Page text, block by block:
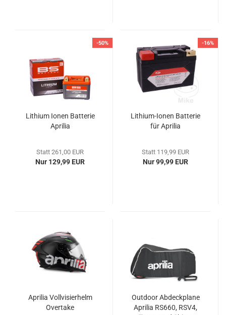
-50%
Lithium Ionen Batterie
Aprilia
Statt 261,00 EUR
Nur 129,99 EUR
-16%
Lithium-Ionen Batterie
für Aprilia
Statt 119,99 EUR
Nur 99,99 EUR
Aprilia Vollvisierhelm
Overtake
Outdoor Abdeckplane
Aprilia RS660, RSV4,